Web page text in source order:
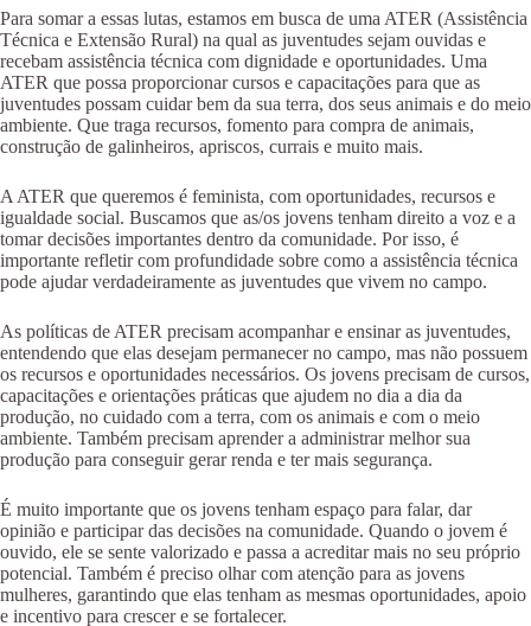
Para somar a essas lutas, estamos em busca de uma ATER (Assistência
Técnica e Extensão Rural) na qual as juventudes sejam ouvidas e
recebam assistência técnica com dignidade e oportunidades. Uma
ATER que possa proporcionar cursos e capacitações para que as
juventudes possam cuidar bem da sua terra, dos seus animais e do meio
ambiente. Que traga recursos, fomento para compra de animais,
construção de galinheiros, apriscos, currais e muito mais.
A ATER que queremos é feminista, com oportunidades, recursos e
igualdade social. Buscamos que as/os jovens tenham direito a voz e a
tomar decisões importantes dentro da comunidade. Por isso, é
importante refletir com profundidade sobre como a assistência técnica
pode ajudar verdadeiramente as juventudes que vivem no campo.
As políticas de ATER precisam acompanhar e ensinar as juventudes,
entendendo que elas desejam permanecer no campo, mas não possuem
os recursos e oportunidades necessários. Os jovens precisam de cursos,
capacitações e orientações práticas que ajudem no dia a dia da
produção, no cuidado com a terra, com os animais e com o meio
ambiente. Também precisam aprender a administrar melhor sua
produção para conseguir gerar renda e ter mais segurança.
É muito importante que os jovens tenham espaço para falar, dar
opinião e participar das decisões na comunidade. Quando o jovem é
ouvido, ele se sente valorizado e passa a acreditar mais no seu próprio
potencial. Também é preciso olhar com atenção para as jovens
mulheres, garantindo que elas tenham as mesmas oportunidades, apoio
e incentivo para crescer e se fortalecer.